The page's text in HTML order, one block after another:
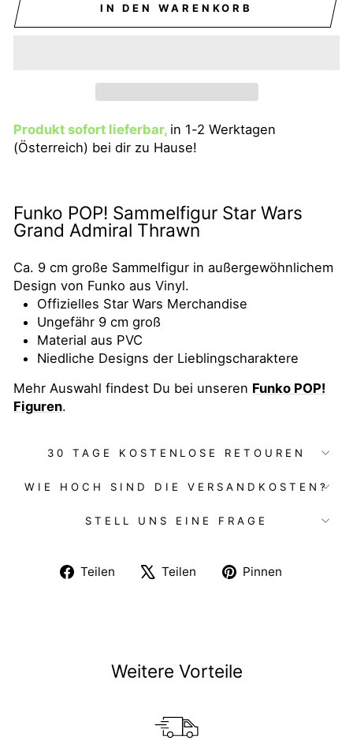
IN DEN WARENKORB
Produkt sofort lieferbar, in 1-2 Werktagen
(Österreich) bei dir zu Hause!
Funko POP! Sammelfigur Star Wars
Grand Admiral Thrawn
Ca. 9 cm große Sammelfigur in außergewöhnlichem
Design von Funko aus Vinyl.
Offizielles Star Wars Merchandise
Ungefähr 9 cm groß
Material aus PVC
Niedliche Designs der Lieblingscharaktere
Mehr Auswahl findest Du bei unseren Funko POP!
Figuren.
30 TAGE KOSTENLOSE RETOUREN
WIE HOCH SIND DIE VERSANDKOSTEN?
STELL UNS EINE FRAGE
Teilen
Auf
Teilen
Auf
Pinnen
Weitere Vorteile